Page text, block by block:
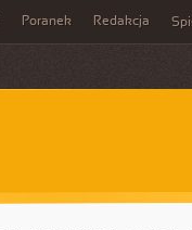
Poranek Redakcja